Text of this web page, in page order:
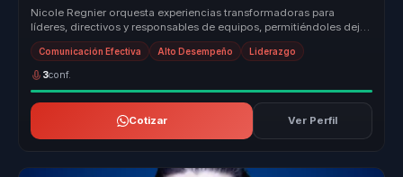
Nicole Regnier orquesta experiencias transformadoras para
líderes, directivos y responsables de equipos, permitiéndoles dejar
atrás estru...
Comunicación Efectiva Alto Desempeño Liderazgo
3conf.
Cotizar Ver Perfil